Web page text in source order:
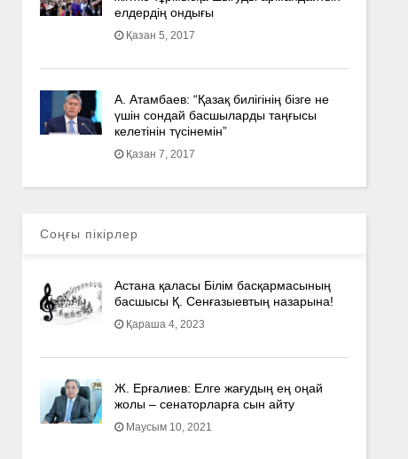
елдердің ондығы
Қазан 5, 2017
А. Атамбаев: “Қазақ билігінің бізге не
үшін сондай басшыларды таңғысы
келетінін түсінемін”
Қазан 7, 2017
Соңғы пікірлер
Астана қаласы Білім басқармасының
басшысы Қ. Сенғазыевтың назарына!
Қараша 4, 2023
Ж. Ерғалиев: Елге жағудың ең оңай
жолы – сенаторларға сын айту
Маусым 10, 2021